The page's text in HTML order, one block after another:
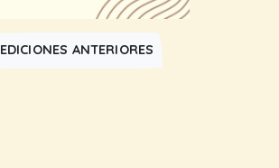
EDICIONES ANTERIORES